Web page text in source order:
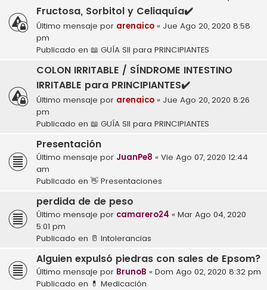
Fructosa, Sorbitol y Celiaquía✔️
Último mensaje por arenaico « Jue Ago 20, 2020 8:58
pm
Publicado en 📖 GUÍA SII para PRINCIPIANTES
COLON IRRITABLE / SÍNDROME INTESTINO
IRRITABLE para PRINCIPIANTES✔️
Último mensaje por arenaico « Jue Ago 20, 2020 8:26
pm
Publicado en 📖 GUÍA SII para PRINCIPIANTES
Presentación
Último mensaje por JuanPe8 « Vie Ago 07, 2020 12:44
am
Publicado en 👋 Presentaciones
perdida de de peso
Último mensaje por camarero24 « Mar Ago 04, 2020
5:01 pm
Publicado en 🥛 Intolerancias
Alguien expulsó piedras con sales de Epsom?
Último mensaje por BrunoB « Dom Ago 02, 2020 8:32 pm
Publicado en 💊 Medicación